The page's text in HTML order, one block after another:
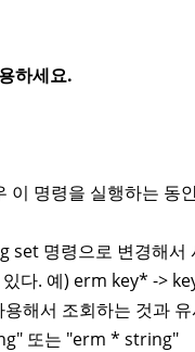
하세요.
이 명령을 실행하는 동
set 명령으로 변경해서
다. 예) erm key* ->
해서 조회하는 것과
또는 "erm * string"